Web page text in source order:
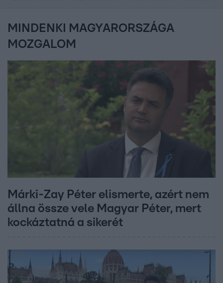
MINDENKI MAGYARORSZÁGA
MOZGALOM
Márki-Zay Péter elismerte, azért nem
állna össze vele Magyar Péter, mert
kockáztatná a sikerét